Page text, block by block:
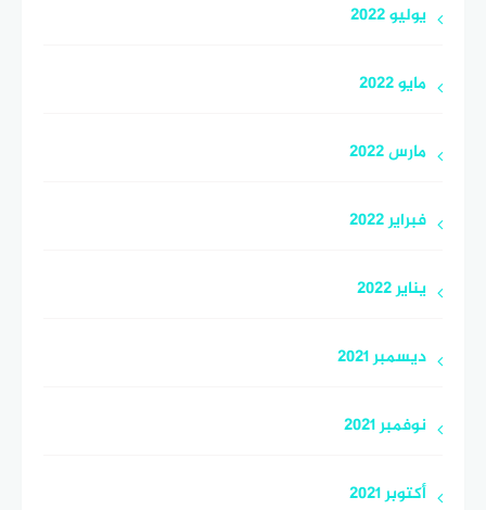
يوليو 2022
مايو 2022
مارس 2022
فبراير 2022
يناير 2022
ديسمبر 2021
نوفمبر 2021
أكتوبر 2021